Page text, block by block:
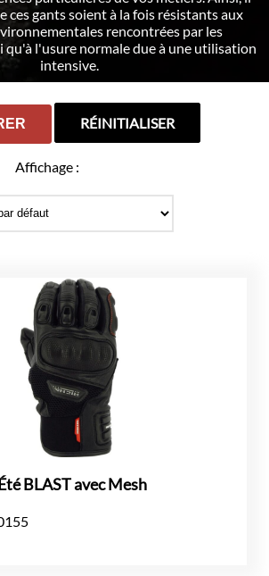
ces gants soient à la fois résistants aux
rencontrées par les
qu'à l'usure normale due à une utilisation
intensive.
RÉINITIALISER
Affichage :
BLAST avec Mesh